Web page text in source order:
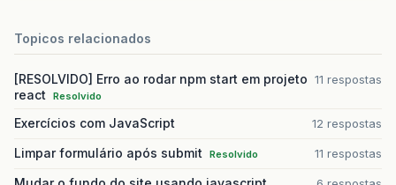
Topicos relacionados
[RESOLVIDO] Erro ao rodar npm start em projeto
react
Resolvido
11 respostas
Exercícios com JavaScript 12 respostas
Limpar formulário após submit Resolvido 11 respostas